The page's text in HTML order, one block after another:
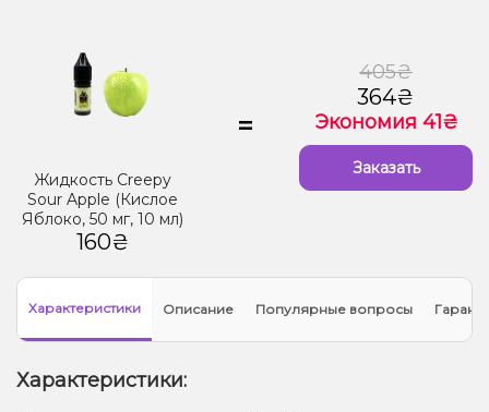
Жидкость Creepy
Sour Apple (Кислое
Яблоко, 50 мг, 10 мл)
160₴
=
405₴
364₴
Экономия 41₴
Заказать
Характеристики Описание Популярные вопросы
Характеристики: